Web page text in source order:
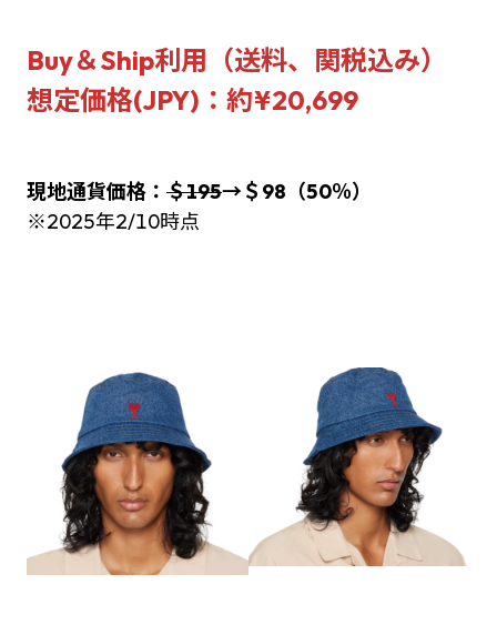
Buy＆Ship利用（送料、関税込み）
想定価格(JPY)：約¥20,699
現地通貨価格： ＄195→ ＄98（50％）
※2025年2/10時点